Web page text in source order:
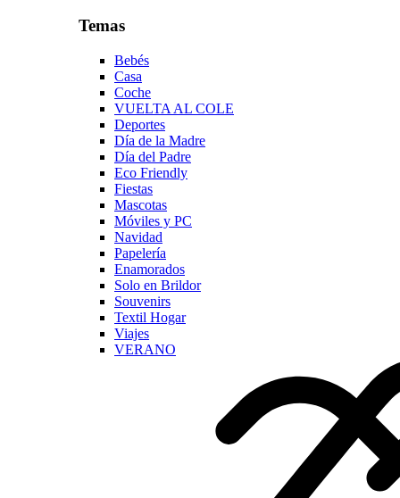
Temas
Bebés
Casa
Coche
VUELTA AL COLE
Deportes
Día de la Madre
Día del Padre
Eco Friendly
Fiestas
Mascotas
Móviles y PC
Navidad
Papelería
Enamorados
Solo en Brildor
Souvenirs
Textil Hogar
Viajes
VERANO